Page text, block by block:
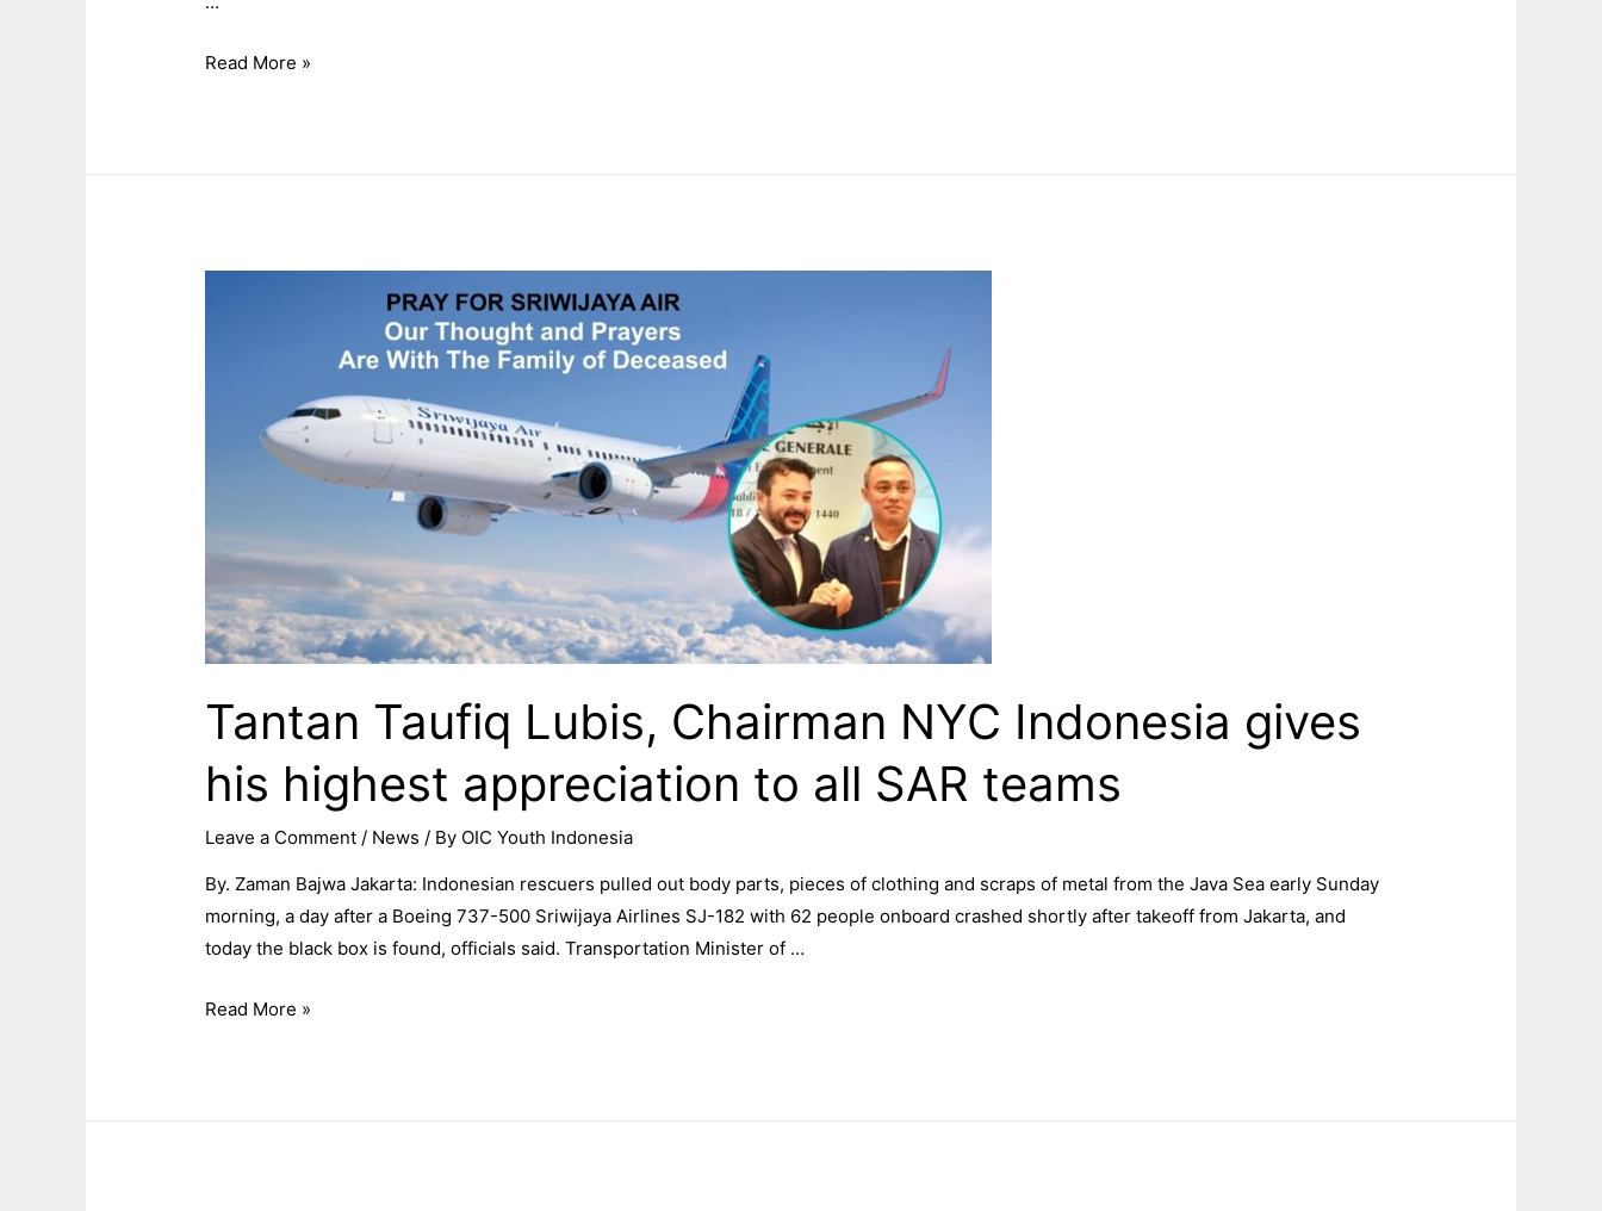
Read More »
Tantan Taufiq Lubis, Chairman NYC Indonesia gives
his highest appreciation to all SAR teams
Leave a Comment / News / By OIC Youth Indonesia
By. Zaman Bajwa Jakarta: Indonesian rescuers pulled out body parts, pieces of clothing and scraps of metal from the Java Sea early Sunday
morning, a day after a Boeing 737-500 Sriwijaya Airlines SJ-182 with 62 people onboard crashed shortly after takeoff from Jakarta, and
today the black box is found, officials said. Transportation Minister of …
Read More »